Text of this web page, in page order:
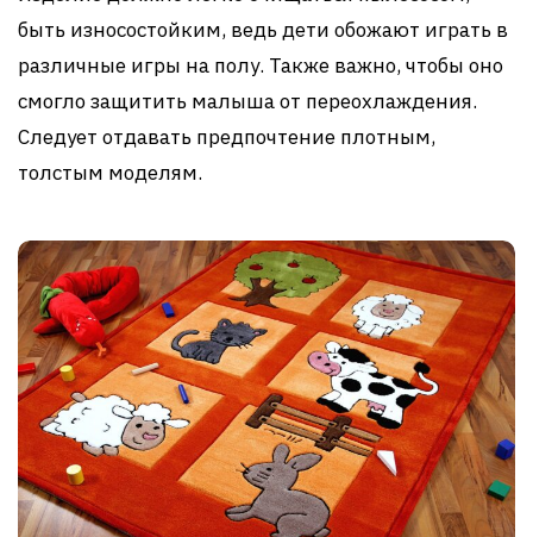
быть износостойким, ведь дети обожают играть в
различные игры на полу. Также важно, чтобы оно
смогло защитить малыша от переохлаждения.
Следует отдавать предпочтение плотным,
толстым моделям.